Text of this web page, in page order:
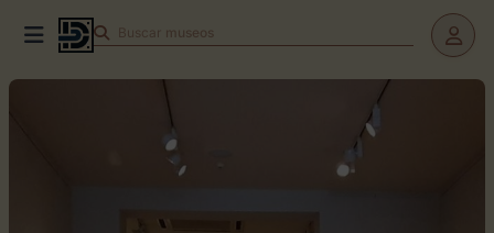
Buscar teatros